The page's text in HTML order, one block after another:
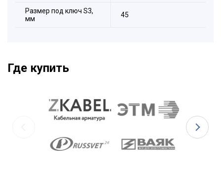
Размер под ключ S3,
мм
45
Где купить